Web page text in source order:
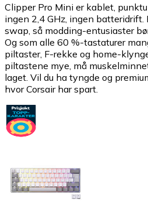
Clipper Pro Mini er kablet,
ingen 2,4 GHz, ingen
swap, så modding-entusiaster
Og som alle 60 %-tastaturer
piltaster, F-rekke og home-
piltastene mye, må
laget. Vil du ha tyngde og
hvor Corsair har spart.